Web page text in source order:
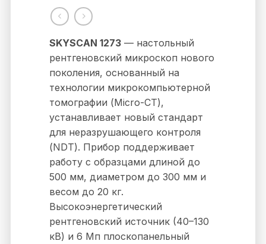
SKYSCAN 1273— настольный
рентгеновский микроскоп нового
поколения, основанный на
технологии микрокомпьютерной
томографии (Micro-CT),
устанавливает новый стандарт
для неразрушающего контроля
(NDT). Прибор поддерживает
работу с образцами длиной до
500 мм, диаметром до 300 мм и
весом до 20 кг.
Высокоэнергетический
рентгеновский источник (40–130
кВ) и 6 Мп плоскопанельный